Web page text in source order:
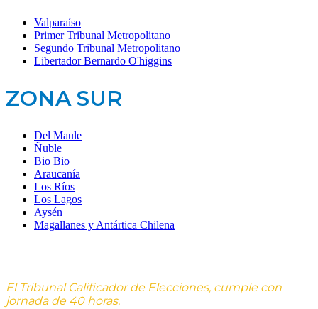
Valparaíso
Primer Tribunal Metropolitano
Segundo Tribunal Metropolitano
Libertador Bernardo O'higgins
ZONA SUR
Del Maule
Ñuble
Bio Bio
Araucanía
Los Ríos
Los Lagos
Aysén
Magallanes y Antártica Chilena
El Tribunal Calificador de Elecciones, cumple con
jornada de 40 horas.